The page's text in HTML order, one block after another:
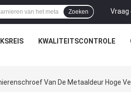
Zoeken
KWALITEITSCONTROLE
Van De Metaaldeur Hoge